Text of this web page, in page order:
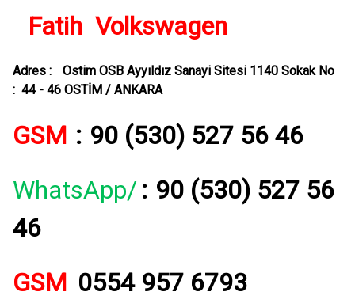
Fatih Volkswagen
Adres :
Ostim OSB Ayyıldız Sanayi Sitesi 1140 Sokak No
: 44 - 46 OSTİM / ANKARA
GSM : 90 (530) 527 56 46
WhatsApp/ : 90 (530) 527 56
46
GSM 0554 957 6793